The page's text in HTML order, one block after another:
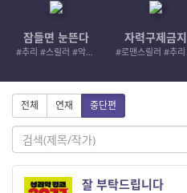
잠들면 눈뜬다
#추리 #스릴러 #악인 #로드레이지
자력구제금지
전체 연재 중단편
잘 부탁드립니다